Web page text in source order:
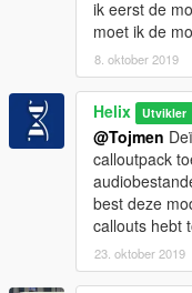
ik eerst de
moet ik de
8. oktober 2019
Helix Utvikler
@Tojmen
calloutpack
best deze
callouts hebt
23. oktober 2019